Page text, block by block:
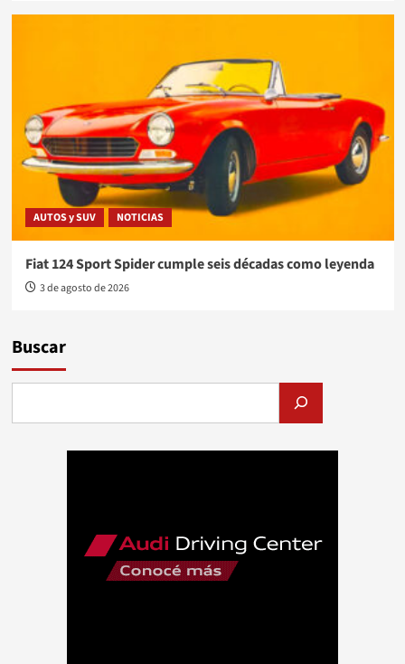
AUTOS y SUV NOTICIAS
Fiat 124 Sport Spider cumple seis décadas como leyenda
3 de agosto de 2026
Buscar